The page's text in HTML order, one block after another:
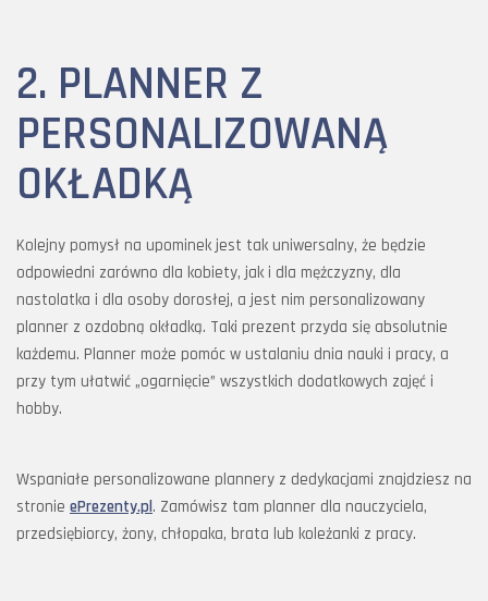
2. PLANNER Z
PERSONALIZOWANĄ
OKŁADKĄ
Kolejny pomysł na upominek jest tak uniwersalny, że będzie
odpowiedni zarówno dla kobiety, jak i dla mężczyzny, dla
nastolatka i dla osoby dorosłej, a jest nim personalizowany
planner z ozdobną okładką. Taki prezent przyda się absolutnie
każdemu. Planner może pomóc w ustalaniu dnia nauki i pracy, a
przy tym ułatwić „ogarnięcie” wszystkich dodatkowych zajęć i
hobby.
Wspaniałe personalizowane plannery z dedykacjami znajdziesz na
stronie ePrezenty.pl. Zamówisz tam planner dla nauczyciela,
przedsiębiorcy, żony, chłopaka, brata lub koleżanki z pracy.